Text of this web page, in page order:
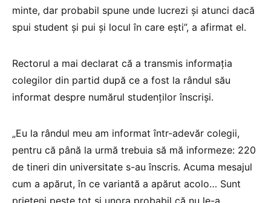
minte, dar probabil spune unde lucrezi și atunci dacă
spui student și pui și locul în care ești”, a afirmat el.
Rectorul a mai declarat că a transmis informația
colegilor din partid după ce a fost la rândul său
informat despre numărul studenților înscriși.
„Eu la rândul meu am informat într-adevăr colegii,
pentru că până la urmă trebuia să mă informeze: 220
de tineri din universitate s-au înscris. Acuma mesajul
cum a apărut, în ce variantă a apărut acolo… Sunt
prieteni peste tot și unora probabil că nu le-a